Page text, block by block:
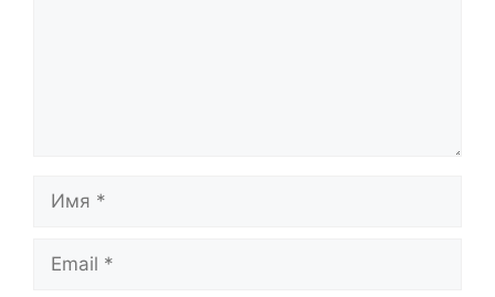
Имя
Email